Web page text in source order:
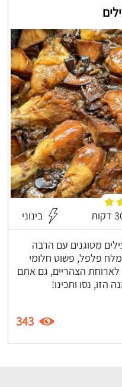
בינוני
מטוגנים עם הרבה
פלפל, פשוט חלומי
הצהריים, גם אתם
הזו, נסו ותכינו!
343